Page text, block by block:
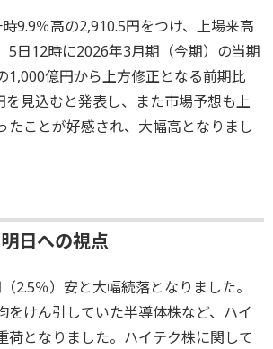
9.9％高の2,910.5円をつけ、上場来高
5日12時に2026年3月期（今期）の当期
1,000億円から上方修正となる前期比
を見込むと発表し、また市場予想も上
たことが好感され、大幅高となりまし
日への視点
2.5％）安と大幅続落となりました。
をけん引していた半導体株など、ハイ
荷となりました。ハイテク株に関して